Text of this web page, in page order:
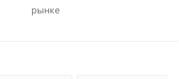
рынке